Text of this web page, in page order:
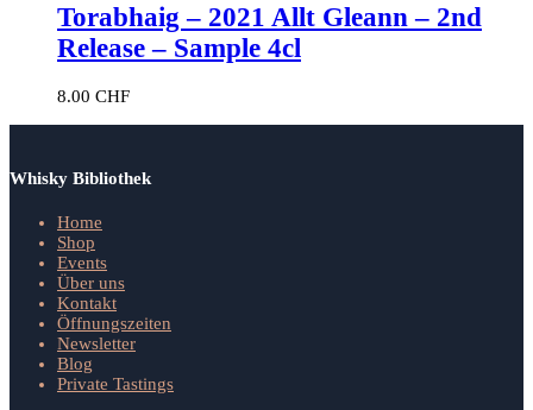
Torabhaig – 2021 Allt Gleann – 2nd
Release – Sample 4cl
8.00 CHF
Whisky Bibliothek
Home
Shop
Events
Über uns
Kontakt
Öffnungszeiten
Newsletter
Blog
Private Tastings